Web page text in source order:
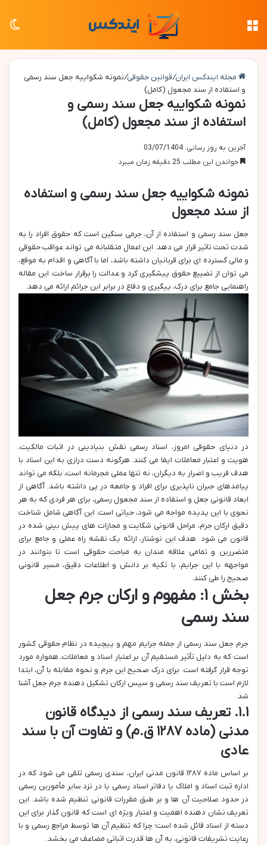
مجله ایندکس ایران/قوانین حقوقی/نمونه شکواییه جعل سند رسمی
و استفاده از سند مجعول (کامل)
نمونه شکواییه جعل سند رسمی و
استفاده از سند مجعول (کامل)
آخرین به روز رسانی: 03/07/1404
خواندن این مطلب 25 دقیقه زمان میبرد
نمونه شکواییه جعل سند رسمی و استفاده
از سند مجعول
جعل سند رسمی و استفاده از آن، جرمی سنگین است که حقوق افراد را به
شدت تحت تاثیر قرار می دهد. این اعمال متقلبانه می تواند عواقب حقوقی
و مالی گسترده ای برای قربانیان داشته باشد، اما با آگاهی و اقدام به موقع،
می توان از تضییع حقوق پیشگیری کرد و عدالت را برقرار ساخت. این مقاله
راهنمایی جامع برای درک، پیگیری و دفاع در برابر این جرائم ارائه می دهد.
در دنیای حقوقی امروز، اسناد رسمی نقش بنیادینی در اثبات مالکیت،
هویت و اعتبار معاملات ایفا می کنند. هرگونه دست درازی به این اسناد با
هدف فریب و اضرار به دیگران، نه تنها عملی مجرمانه است، بلکه می تواند
پیامدهای جبران ناپذیری برای افراد و جامعه در پی داشته باشد. آگاهی از
ابعاد قانونی جعل و استفاده از سند مجعول رسمی، برای هر فردی که به هر
نحوی با این پدیده مواجه می شود، حیاتی است. این آگاهی شامل شناخت
دقیق ارکان جرم، مراحل قانونی شکایت و مجازات های پیش بینی شده در
قانون می شود. هدف این نوشتار، ارائه یک نقشه راه عملی و جامع برای
متضررین و تمامی علاقه مندان به مباحث حقوقی است تا بتوانند در
مواجهه با این جرایم، با تکیه بر دانش و اطلاعات دقیق، مسیر قانونی
صحیح را طی کنند.
بخش ۱: مفهوم و ارکان جرم جعل
سند رسمی
جرم جعل سند رسمی از جمله جرایم مهم و پیچیده در نظام حقوقی کشور
است که به دلیل تأثیر مستقیم آن بر اعتبار اسناد و معاملات، همواره مورد
توجه قرار گرفته است. برای درک صحیح این جرم و نحوه مقابله با آن، ابتدا
لازم است با تعریف سند رسمی و سپس ارکان تشکیل دهنده جرم جعل آشنا
شد.
۱.۱. تعریف سند رسمی از دیدگاه قانون
مدنی (ماده ۱۲۸۷ ق.م) و تفاوت آن با سند
عادی
بر اساس ماده ۱۲۸۷ قانون مدنی ایران، سندی رسمی تلقی می شود که در
اداره ثبت اسناد و املاک یا دفاتر اسناد رسمی یا در نزد سایر مأمورین رسمی
در حدود صلاحیت آن ها و بر طبق مقررات قانونی تنظیم شده باشد. این
تعریف نشان دهنده اهمیت و اعتبار ویژه ای است که قانون گذار برای این
دسته از اسناد قائل شده است؛ چرا که تنظیم آن ها توسط مراجع رسمی و با
رعایت تشریفات قانونی، به آن ها قدرت اثباتی مضاعف می بخشد.